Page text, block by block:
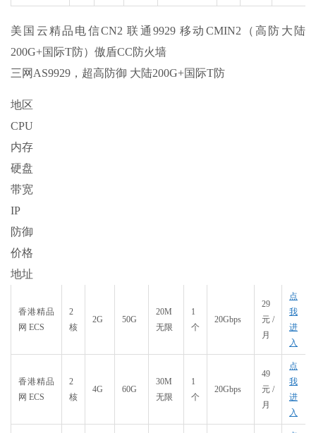
美国云精品电信CN2 联通9929 移动CMIN2（高防大陆
200G+国际T防）傲盾CC防火墙
三网AS9929，超高防御 大陆200G+国际T防
地区
CPU
内存
硬盘
带宽
IP
防御
价格
地址
香港精品
网 ECS
2
核
2G 50G
20M
无限
1
个
20Gbps
29
元/
月
点
我
进
入
香港精品
网 ECS
2
核
4G 60G
30M
无限
1
个
20Gbps
49
元/
月
点
我
进
入